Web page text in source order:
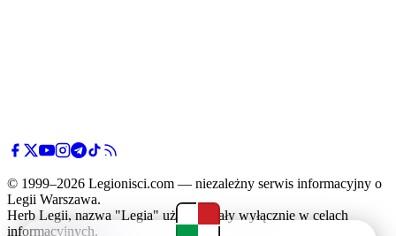
© 1999–2026 Legionisci.com — niezależny serwis informacyjny o
Legii Warszawa.
Herb Legii, nazwa "Legia" użyte zostały wyłącznie w celach
informacyjnych.